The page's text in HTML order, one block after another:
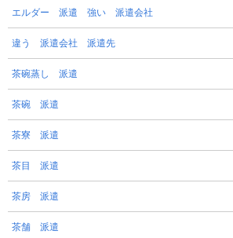
エルダー 派遣 強い 派遣会社
違う 派遣会社 派遣先
茶碗蒸し 派遣
茶碗 派遣
茶寮 派遣
茶目 派遣
茶房 派遣
茶舗 派遣